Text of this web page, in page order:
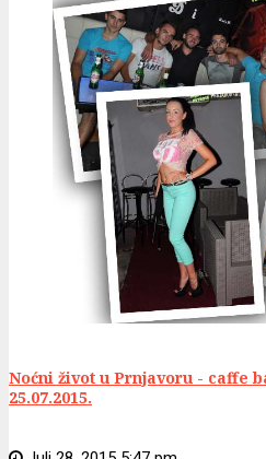
Noćni život u Prnjavoru - caffe
25.07.2015.